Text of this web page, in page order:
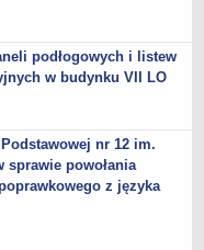
podłogowych i listew
w budynku VII LO
nr 12 im.
sprawie powołania
z języka